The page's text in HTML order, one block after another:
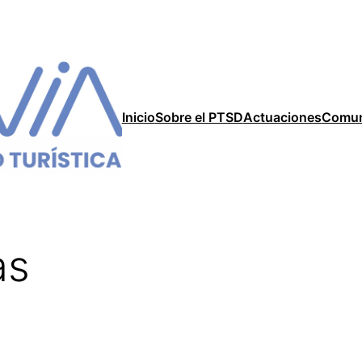
InicioSobre el PTSDActuaciones